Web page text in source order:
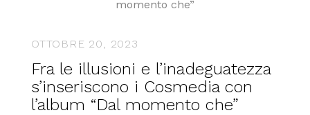
OTTOBRE 20, 2023
Fra le illusioni e l’inadeguatezza
s’inseriscono i Cosmedia con
l’album “Dal momento che”